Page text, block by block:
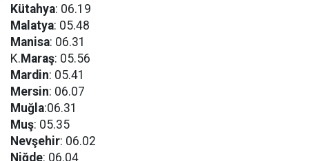
Kütahya: 06.19
Malatya: 05.48
Manisa: 06.31
K. Maraş: 05.56
Mardin: 05.41
Mersin: 06.07
Muğla:06.31
Muş: 05.35
Nevşehir: 06.02
Niğde: 06.04